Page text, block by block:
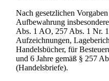
Nach gesetzlichen
Aufbewahrung
Abs. 1 AO, 257 Abs. 1 Nr.
Aufzeichnungen,
Handelsbücher, für
und 6 Jahre gemäß § 257
(Handelsbriefe).